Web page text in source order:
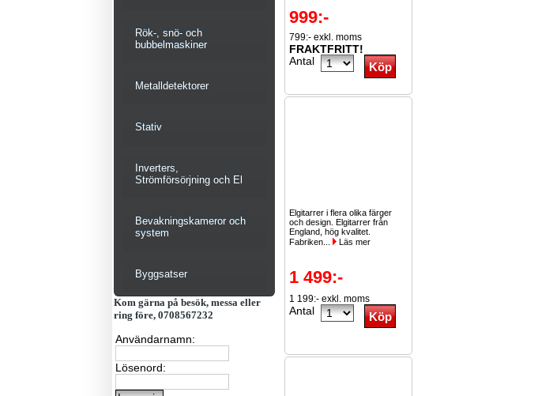
Rök-, snö- och
bubbelmaskiner
Metalldetektorer
Stativ
Inverters,
Strömförsörjning och El
Bevakningskameror och
system
Byggsatser
Kom gärna på besök, messa eller
ring före, 0708567232
Användarnamn:
Lösenord:
999:-
799:- exkl. moms
FRAKTFRITT!
Antal
Elgitarrer i flera olika färger
och design. Elgitarrer från
England, hög kvalitet.
Fabriken...
Läs mer
1 499:-
1 199:- exkl. moms
Antal